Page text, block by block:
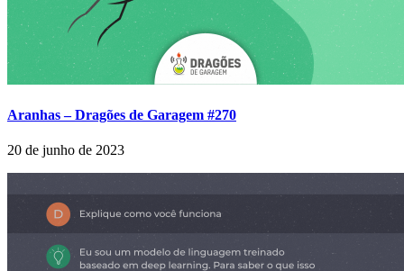
Aranhas – Dragões de Garagem #270
20 de junho de 2023